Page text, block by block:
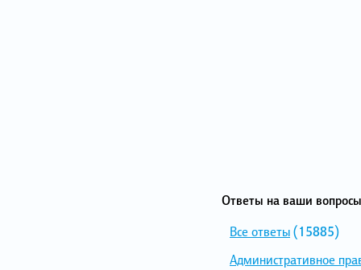
Ответы на ваши
Все ответы(15885)
Административное